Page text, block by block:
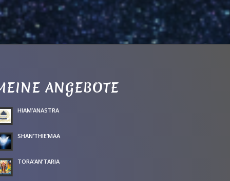
ANGEBOTE
HIAM’ANASTRA
SHAN’THIE’MAA
TORA’AN’TARIA